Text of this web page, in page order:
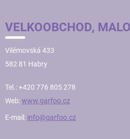
VELKOOBCHOD,
Vilémovská 433
582 81 Habry
Tel.: +420 776 805 278
Web:www.garfoo.cz
E-mail: info@garfoo.cz